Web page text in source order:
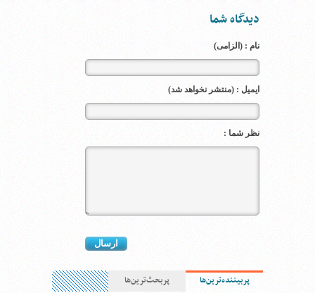
دیدگاه شما
نام : (الزامی)
ایمیل : (منتشر نخواهد شد)
نظر شما :
پربیننده‌ترین‌ها پربحث‌ترین‌ها